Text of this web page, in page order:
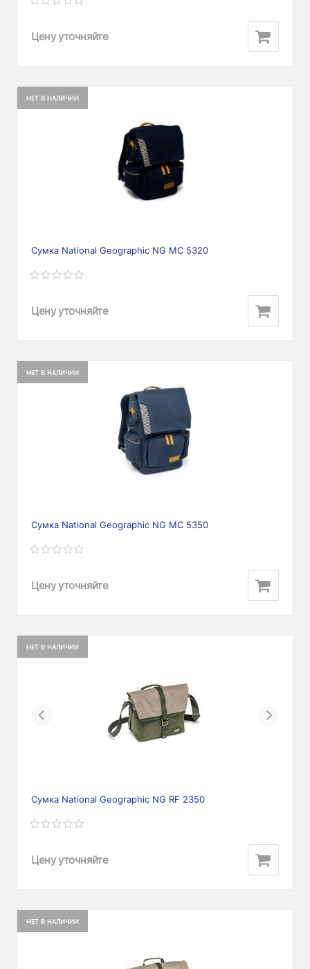
Цену уточняйте
НЕТ В НАЛИЧИИ
Сумка National Geographic NG MC 5320
Цену уточняйте
НЕТ В НАЛИЧИИ
Сумка National Geographic NG MC 5350
Цену уточняйте
НЕТ В НАЛИЧИИ
Previous Next
Сумка National Geographic NG RF 2350
Цену уточняйте
НЕТ В НАЛИЧИИ